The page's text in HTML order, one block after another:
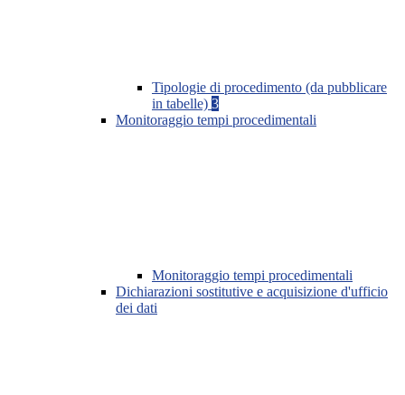
Tipologie di procedimento (da pubblicare
in tabelle) 3
Monitoraggio tempi procedimentali
Monitoraggio tempi procedimentali
Dichiarazioni sostitutive e acquisizione d'ufficio
dei dati